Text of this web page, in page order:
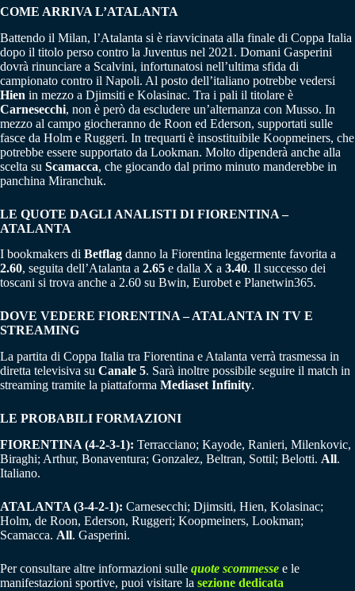
COME ARRIVA L’ATALANTA
Battendo il Milan, l’Atalanta si è riavvicinata alla finale di Coppa Italia
dopo il titolo perso contro la Juventus nel 2021. Domani Gasperini
dovrà rinunciare a Scalvini, infortunatosi nell’ultima sfida di
campionato contro il Napoli. Al posto dell’italiano potrebbe vedersi
Hien in mezzo a Djimsiti e Kolasinac. Tra i pali il titolare è
Carnesecchi, non è però da escludere un’alternanza con Musso. In
mezzo al campo giocheranno de Roon ed Ederson, supportati sulle
fasce da Holm e Ruggeri. In trequarti è insostituibile Koopmeiners, che
potrebbe essere supportato da Lookman. Molto dipenderà anche alla
scelta su Scamacca, che giocando dal primo minuto manderebbe in
panchina Miranchuk.
LE QUOTE DAGLI ANALISTI DI FIORENTINA –
ATALANTA
I bookmakers di Betflag danno la Fiorentina leggermente favorita a
2.60, seguita dell’Atalanta a 2.65 e dalla X a 3.40. Il successo dei
toscani si trova anche a 2.60 su Bwin, Eurobet e Planetwin365.
DOVE VEDERE FIORENTINA – ATALANTA IN TV E
STREAMING
La partita di Coppa Italia tra Fiorentina e Atalanta verrà trasmessa in
diretta televisiva su Canale 5. Sarà inoltre possibile seguire il match in
streaming tramite la piattaforma Mediaset Infinity.
LE PROBABILI FORMAZIONI
FIORENTINA (4-2-3-1): Terracciano; Kayode, Ranieri, Milenkovic,
Biraghi; Arthur, Bonaventura; Gonzalez, Beltran, Sottil; Belotti. All.
Italiano.
ATALANTA (3-4-2-1): Carnesecchi; Djimsiti, Hien, Kolasinac;
Holm, de Roon, Ederson, Ruggeri; Koopmeiners, Lookman;
Scamacca. All. Gasperini.
Per consultare altre informazioni sulle quote scommesse e le
manifestazioni sportive, puoi visitare la sezione dedicata